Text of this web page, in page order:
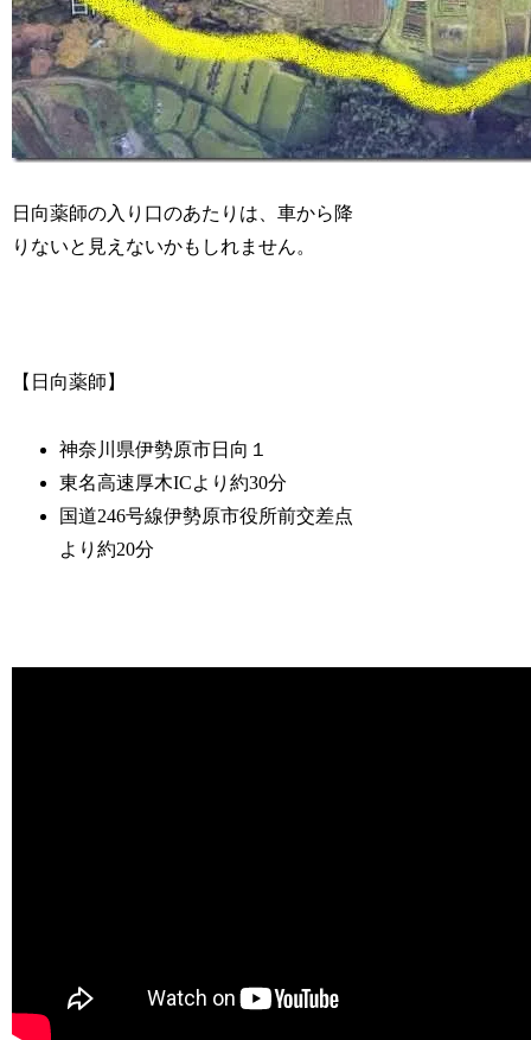
日向薬師の入り口のあたりは、車から降
りないと見えないかもしれません。
【日向薬師】
神奈川県伊勢原市日向１
東名高速厚木ICより約30分
国道246号線伊勢原市役所前交差点
より約20分